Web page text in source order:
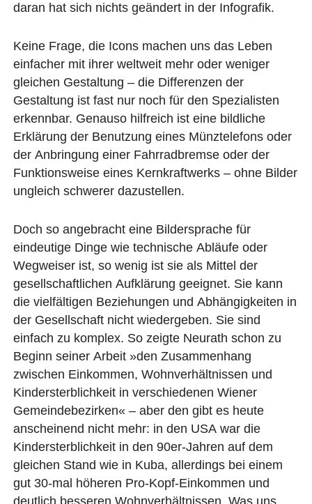
daran hat sich nichts geändert in der Infografik.
Keine Frage, die Icons machen uns das Leben
einfacher mit ihrer weltweit mehr oder weniger
gleichen Gestaltung – die Differenzen der
Gestaltung ist fast nur noch für den Spezialisten
erkennbar. Genauso hilfreich ist eine bildliche
Erklärung der Benutzung eines Münztelefons oder
der Anbringung einer Fahrradbremse oder der
Funktionsweise eines Kernkraftwerks – ohne Bilder
ungleich schwerer dazustellen.
Doch so angebracht eine Bildersprache für
eindeutige Dinge wie technische Abläufe oder
Wegweiser ist, so wenig ist sie als Mittel der
gesellschaftlichen Aufklärung geeignet. Sie kann
die vielfältigen Beziehungen und Abhängigkeiten in
der Gesellschaft nicht wiedergeben. Sie sind
einfach zu komplex. So zeigte Neurath schon zu
Beginn seiner Arbeit »den Zusammenhang
zwischen Einkommen, Wohnverhältnissen und
Kindersterblichkeit in verschiedenen Wiener
Gemeindebezirken« – aber den gibt es heute
anscheinend nicht mehr: in den USA war die
Kindersterblichkeit in den 90er-Jahren auf dem
gleichen Stand wie in Kuba, allerdings bei einem
gut 30-mal höheren Pro-Kopf-Einkommen und
deutlich besseren Wohnverhältnissen. Was uns